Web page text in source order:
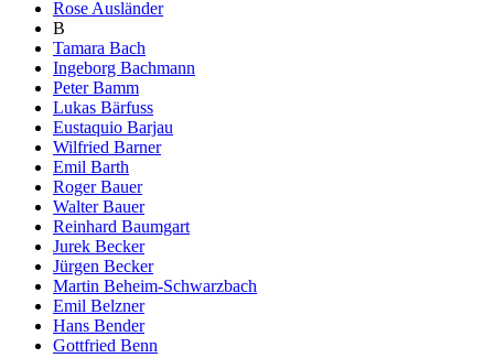
Rose Ausländer
B
Tamara Bach
Ingeborg Bachmann
Peter Bamm
Lukas Bärfuss
Eustaquio Barjau
Wilfried Barner
Emil Barth
Roger Bauer
Walter Bauer
Reinhard Baumgart
Jurek Becker
Jürgen Becker
Martin Beheim-Schwarzbach
Emil Belzner
Hans Bender
Gottfried Benn